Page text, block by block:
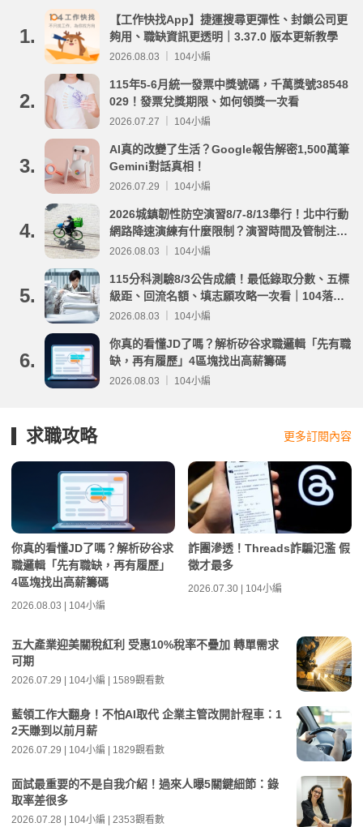
1.
【工作快找App】捷運搜尋更彈性、封鎖公司更
夠用、職缺資訊更透明｜3.37.0 版本更新教學
2026.08.03 ｜ 104小編
2.
115年5-6月統一發票中獎號碼，千萬獎號38548
029！發票兌獎期限、如何領獎一次看
2026.07.27 ｜ 104小編
3.
AI真的改變了生活？Google報告解密1,500萬筆
Gemini對話真相！
2026.07.29 ｜ 104小編
4.
2026城鎮韌性防空演習8/7-8/13舉行！北中行動
網路降速演練有什麼限制？演習時間及管制注意
事項整理
2026.08.03 ｜ 104小編
5.
115分科測驗8/3公告成績！最低錄取分數、五標
級距、回流名額、填志願攻略一次看｜104落點
分析
2026.08.03 ｜ 104小編
6.
你真的看懂JD了嗎？解析矽谷求職邏輯「先有職
缺，再有履歷」4區塊找出高薪籌碼
2026.08.03 ｜ 104小編
求職攻略 更多訂閱內容
你真的看懂JD了嗎？解析矽谷求
職邏輯「先有職缺，再有履歷」
4區塊找出高薪籌碼
2026.08.03 | 104小編
詐團滲透！Threads詐騙氾濫 假
徵才最多
2026.07.30 | 104小編
五大產業迎美關稅紅利 受惠10%稅率不疊加 轉單需求
可期
2026.07.29 | 104小編 | 1589觀看數
藍領工作大翻身！不怕AI取代 企業主管改開計程車：1
2天賺到以前月薪
2026.07.29 | 104小編 | 1829觀看數
面試最重要的不是自我介紹！過來人曝5關鍵細節：錄
取率差很多
2026.07.28 | 104小編 | 2353觀看數